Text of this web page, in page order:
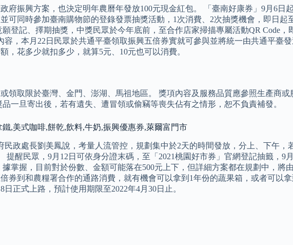
振興方案，也決定明年農曆年發放100元現金紅包。 「臺南好康券」9月6日
可同時參加臺南購物節的登錄發票抽獎活動，1次消費、2次抽獎機會，即日起
登記、擇期抽獎，中獎民眾於今年底前，至合作店家掃描專屬活動QR Code，
，本月22日民眾於共通平臺領取振興五倍券實就可參與並將統一由共通平臺
，花多少就扣多少，就算5元、10元也可以消費。
領取限於臺灣、金門、澎湖、馬祖地區。 獎項內容及服務品質應參照生產商
一旦寄出後，若有遺失、遭冒領或偷竊等喪失佔有之情形，恕不負責補發。
,美式咖啡,餅乾,飲料,牛奶,振興優惠券,萊爾富門市
政處長劉美鳳說，考量人流管控，規劃集中於2天的時間發放，分上、下午，
醒民眾，9月12日可依身分證末碼，至「2021桃園好市券」官網登記抽籤，9
掌握，目前對於份數、金額可能落在500元上下，但詳細方案都在規劃中，將
到和農糧署合作的通路消費，就有機會可以拿到1年份的蔬果箱，或者可以
正式上路，預計使用期限至2022年4月30日止。